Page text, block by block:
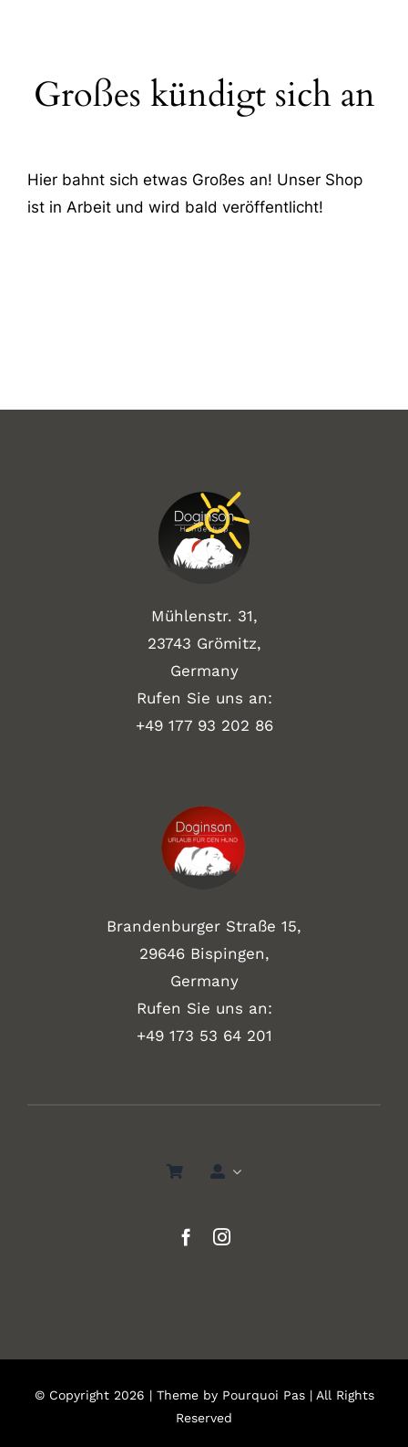
Großes kündigt sich an
Hier bahnt sich etwas Großes an! Unser Shop
ist in Arbeit und wird bald veröffentlicht!
Mühlenstr. 31,
23743 Grömitz,
Germany
Rufen Sie uns an:
+49 177 93 202 86
Brandenburger Straße 15,
29646 Bispingen,
Germany
Rufen Sie uns an:
+49 173 53 64 201
© Copyright 2026 | Theme by Pourquoi Pas| All Rights
Reserved